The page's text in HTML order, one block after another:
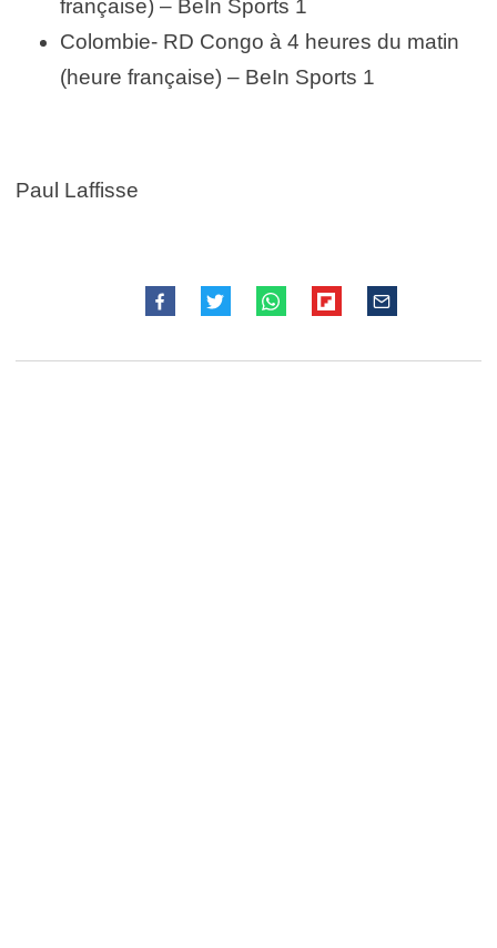
française) – BeIn Sports 1
Colombie- RD Congo à 4 heures du matin
(heure française) – BeIn Sports 1
Paul Laffisse